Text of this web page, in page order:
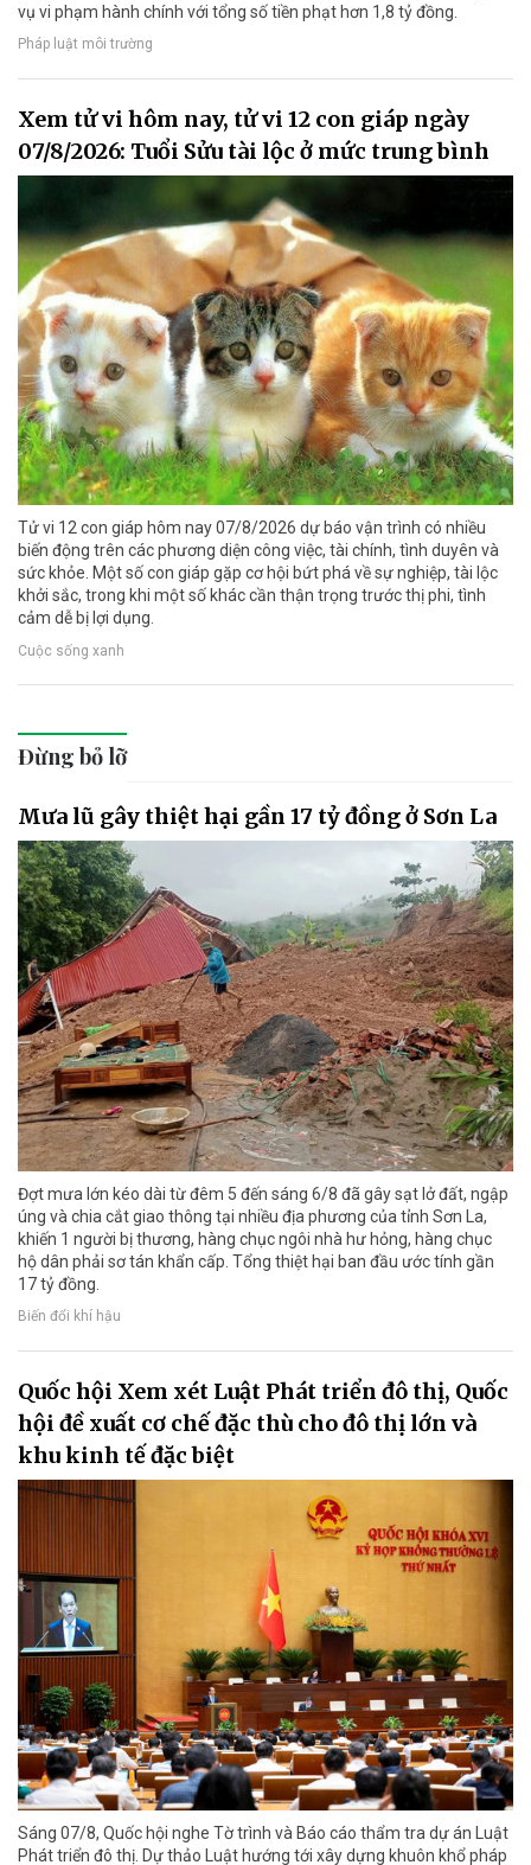
vụ vi phạm hành chính với tổng số tiền phạt hơn 1,8 tỷ đồng.
Pháp luật môi trường
Xem tử vi hôm nay, tử vi 12 con giáp ngày
07/8/2026: Tuổi Sửu tài lộc ở mức trung bình
Tử vi 12 con giáp hôm nay 07/8/2026 dự báo vận trình có nhiều
biến động trên các phương diện công việc, tài chính, tình duyên và
sức khỏe. Một số con giáp gặp cơ hội bứt phá về sự nghiệp, tài lộc
khởi sắc, trong khi một số khác cần thận trọng trước thị phi, tình
cảm dễ bị lợi dụng.
Cuộc sống xanh
Đừng bỏ lỡ
Mưa lũ gây thiệt hại gần 17 tỷ đồng ở Sơn La
Đợt mưa lớn kéo dài từ đêm 5 đến sáng 6/8 đã gây sạt lở đất, ngập
úng và chia cắt giao thông tại nhiều địa phương của tỉnh Sơn La,
khiến 1 người bị thương, hàng chục ngôi nhà hư hỏng, hàng chục
hộ dân phải sơ tán khẩn cấp. Tổng thiệt hại ban đầu ước tính gần
17 tỷ đồng.
Biến đổi khí hậu
Quốc hội Xem xét Luật Phát triển đô thị, Quốc
hội đề xuất cơ chế đặc thù cho đô thị lớn và
khu kinh tế đặc biệt
Sáng 07/8, Quốc hội nghe Tờ trình và Báo cáo thẩm tra dự án Luật
Phát triển đô thị. Dự thảo Luật hướng tới xây dựng khuôn khổ pháp